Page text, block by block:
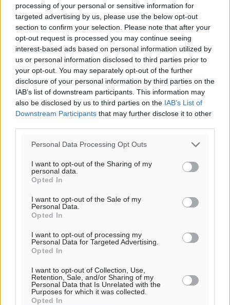
processing of your personal or sensitive information for
targeted advertising by us, please use the below opt-out
section to confirm your selection. Please note that after your
opt-out request is processed you may continue seeing
interest-based ads based on personal information utilized by
us or personal information disclosed to third parties prior to
your opt-out. You may separately opt-out of the further
disclosure of your personal information by third parties on the
IAB’s list of downstream participants. This information may
also be disclosed by us to third parties on the IAB’s List of
Downstream Participants that may further disclose it to other
Personal Data Processing Opt Outs
I want to opt-out of the Sharing of my
personal data.
Opted In
I want to opt-out of the Sale of my
Personal Data.
Opted In
I want to opt-out of processing my
Personal Data for Targeted Advertising.
Opted In
I want to opt-out of Collection, Use,
Retention, Sale, and/or Sharing of my
Personal Data that Is Unrelated with the
Purposes for which it was collected.
Opted In
29°/31°
06:17
20:08
πρόγνωση:
33°
ΠΑ
28°
ΣΑ
29°
ΚΥ
29°